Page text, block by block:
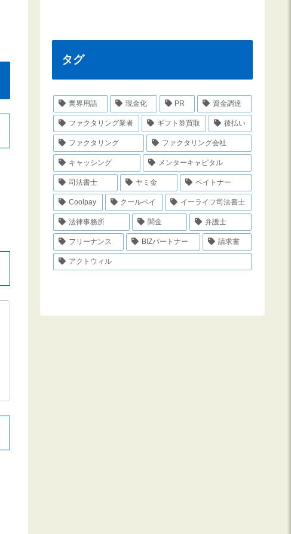
タグ
業界用語 現金化 PR 資金調達
ファクタリング業者 ギフト券買取 後払い
ファクタリング ファクタリング会社
キャッシング メンターキャピタル
司法書士 ヤミ金 ペイトナー
Coolpay クールペイ イーライフ司法書士
法律事務所 闇金 弁護士
フリーナンス BIZパートナー 請求書
アクトウィル